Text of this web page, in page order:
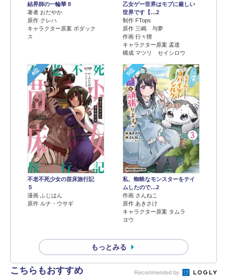
結界師の一輪華 8
著者 おだやか
原作 クレハ
キャラクター原案 ボダック
ス
乙女ゲー世界はモブに厳しい
世界です【…2
制作 FTops
原作 三嶋 与夢
作画 行々狸
キャラクター原案 孟達
構成 マツリ セイシロウ
4位
不老不死少女の苗床旅行記
５
漫画 ふじはん
原作 ルナ・ウサギ
5位
私、蜘蛛なモンスターをテイ
ムしたので…2
作画 さんねこ
原作 あきさけ
キャラクター原案 タムラ
ヨウ
もっとみる
こちらもおすすめ Recommended by